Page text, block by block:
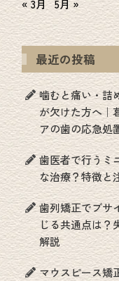
« 3月
5月 »
最近の投稿
噛むと痛い・詰
が欠けた方へ｜
アの歯の応急処
歯医者で行うミ
な治療？特徴と
歯列矯正でブサ
じる共通点は？
解説
マウスピース矯